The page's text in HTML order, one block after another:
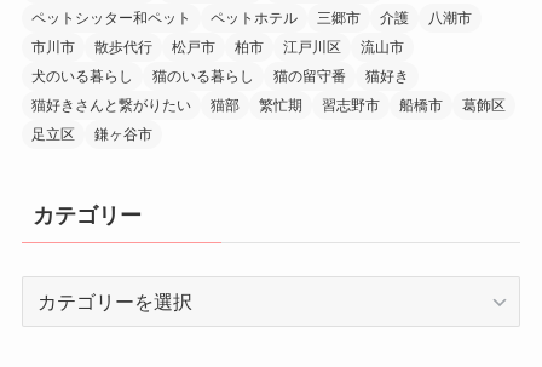
ペットシッター和ペット
ペットホテル 三郷市 介護
八潮市
市川市
散歩代行 松戸市 柏市 江戸川区
流山市
犬のいる暮らし
猫のいる暮らし 猫の留守番
猫好き
猫好きさんと繋がりたい
猫部 繁忙期 習志野市 船橋市
葛飾区
足立区
鎌ヶ谷市
カテゴリー